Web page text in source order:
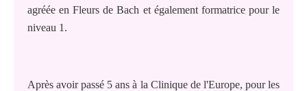
agréée en Fleurs de Bach et également formatrice pour le
niveau 1.
Après avoir passé 5 ans à la Clinique de l'Europe, pour les